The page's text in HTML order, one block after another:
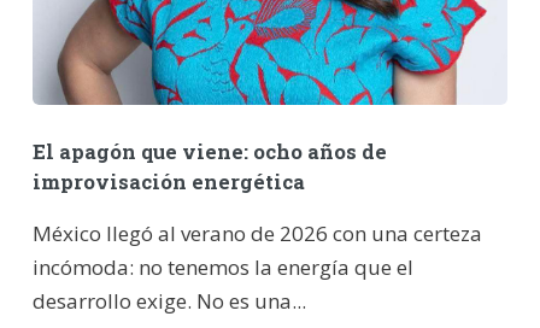
El apagón que viene: ocho años de
improvisación energética
México llegó al verano de 2026 con una certeza
incómoda: no tenemos la energía que el
desarrollo exige. No es una...